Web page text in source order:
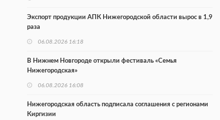
Экспорт продукции АПК Нижегородской области вырос в 1,9
раза
06.08.2026 16:18
В Нижнем Новгороде открыли фестиваль «Семья
Нижегородская»
06.08.2026 16:08
Нижегородская область подписала соглашения с регионами
Киргизии